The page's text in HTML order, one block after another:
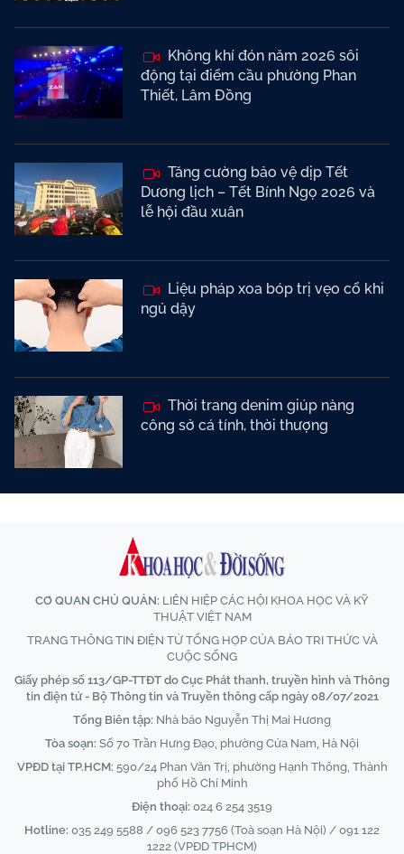
Không khí đón năm 2026 sôi
động tại điểm cầu phường Phan
Thiết, Lâm Đồng
Tăng cường bảo vệ dịp Tết
Dương lịch – Tết Bính Ngọ 2026 và
lễ hội đầu xuân
Liệu pháp xoa bóp trị vẹo cổ khi
ngủ dậy
Thời trang denim giúp nàng
công sở cá tính, thời thượng
CƠ QUAN CHỦ QUẢN: LIÊN HIỆP CÁC HỘI KHOA HỌC VÀ KỸ
THUẬT VIỆT NAM
TRANG THÔNG TIN ĐIỆN TỬ TỔNG HỢP CỦA BÁO TRI THỨC VÀ
CUỘC SỐNG
Giấy phép số 113/GP-TTĐT do Cục Phát thanh, truyền hình và Thông
tin điện tử - Bộ Thông tin và Truyền thông cấp ngày 08/07/2021
Tổng Biên tập: Nhà báo Nguyễn Thị Mai Hương
Tòa soạn: Số 70 Trần Hưng Đạo, phường Cửa Nam, Hà Nội
VPĐD tại TP.HCM: 590/24 Phan Văn Trị, phường Hạnh Thông, Thành
phố Hồ Chí Minh
Điện thoại: 024 6 254 3519
Hotline: 035 249 5588 / 096 523 7756 (Toà soạn Hà Nội) / 091 122
1222 (VPĐD TPHCM)